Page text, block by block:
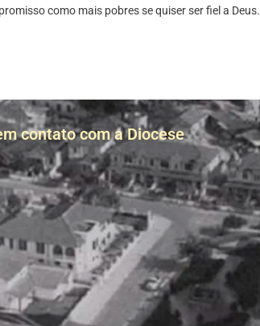
como mais pobres se quiser ser fiel a Deus.
contato com a Diocese